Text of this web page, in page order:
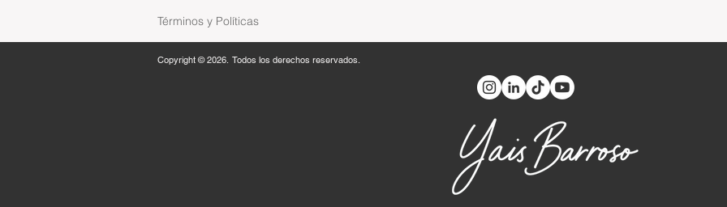
Términos y Políticas
Copyright © 2026. Todos los derechos reservados.